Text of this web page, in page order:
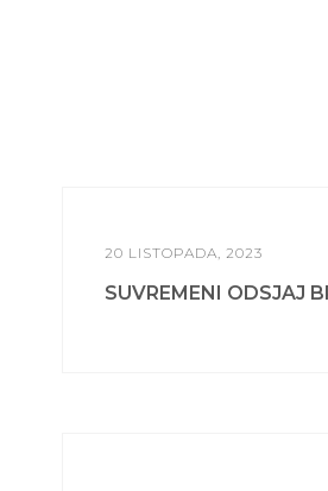
20 LISTOPADA, 2023
SUVREMENI ODSJAJ